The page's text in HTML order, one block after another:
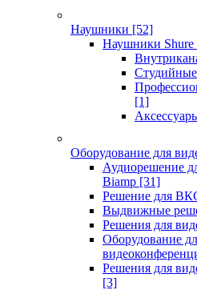
Наушники [52]
Наушники Shure
[1]
Оборудование для
Аудиорешение
Biamp [31]
Решение для
Выдвижные
Решения для
Оборудование
Решения для
[3]